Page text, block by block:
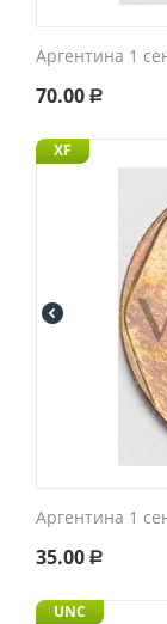
Аргентина 1
70.00 Р
XF
Аргентина 1
35.00 Р
UNC